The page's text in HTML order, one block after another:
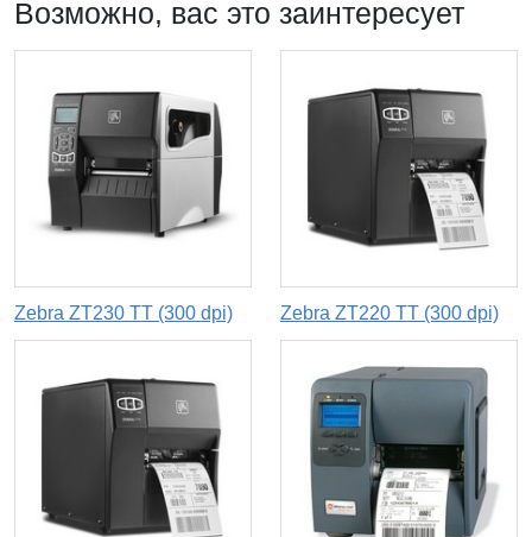
Возможно, вас это заинтересует
Zebra ZT230 TT (300 dpi) Zebra ZT220 TT (300 dpi)